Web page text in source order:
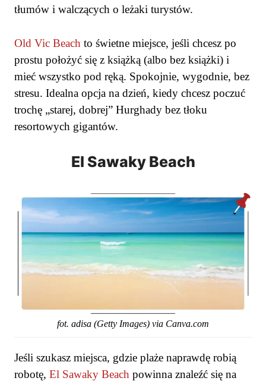
tłumów i walczących o leżaki turystów.
Old Vic Beach to świetne miejsce, jeśli chcesz po
prostu położyć się z książką (albo bez książki) i
mieć wszystko pod ręką. Spokojnie, wygodnie, bez
stresu. Idealna opcja na dzień, kiedy chcesz poczuć
trochę „starej, dobrej” Hurghady bez tłoku
resortowych gigantów.
El Sawaky Beach
fot. adisa (Getty Images) via Canva.com
Jeśli szukasz miejsca, gdzie plaże naprawdę robią
robotę, El Sawaky Beach powinna znaleźć się na